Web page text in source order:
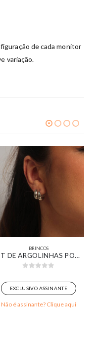
de cada monitor
variação.
BRINCOS
KIT DE ARGOLINHAS PONTA AFINADA LISAS BANHADA EM OURO BRANCO
EXCLUSIVO ASSINANTE
Não é assinante? Clique aqui